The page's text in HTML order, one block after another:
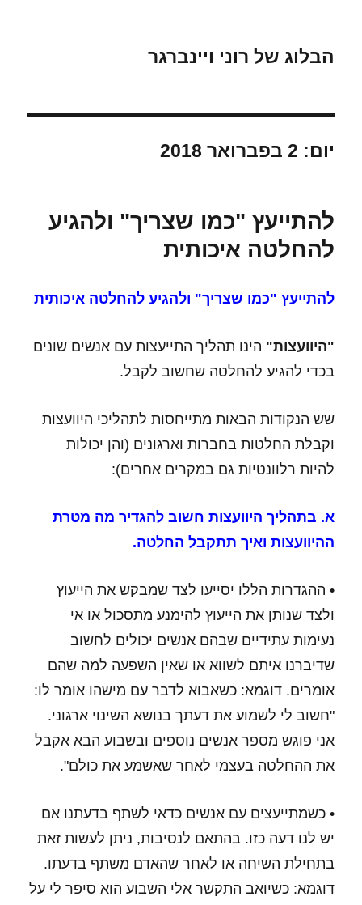
הבלוג של רוני ויינברגר
יום: 2 בפברואר 2018
להתייעץ "כמו שצריך" ולהגיע
להחלטה איכותית
להתייעץ "כמו שצריך" ולהגיע להחלטה איכותית
"היוועצות" הינו תהליך התייעצות עם אנשים שונים
בכדי להגיע להחלטה שחשוב לקבל.
שש הנקודות הבאות מתייחסות לתהליכי היוועצות
וקבלת החלטות בחברות וארגונים (והן יכולות
להיות רלוונטיות גם במקרים אחרים):
א. בתהליך היוועצות חשוב להגדיר מה מטרת
ההיוועצות ואיך תתקבל החלטה.
• ההגדרות הללו יסייעו לצד שמבקש את הייעוץ
ולצד שנותן את הייעוץ להימנע מתסכול או אי
נעימות עתידיים שבהם אנשים יכולים לחשוב
שדיברנו איתם לשווא או שאין השפעה למה שהם
אומרים. דוגמא: כשאבוא לדבר עם מישהו אומר לו:
"חשוב לי לשמוע את דעתך בנושא השינוי ארגוני.
אני פוגש מספר אנשים נוספים ובשבוע הבא אקבל
את ההחלטה בעצמי לאחר שאשמע את כולם".
• כשמתייעצים עם אנשים כדאי לשתף בדעתנו אם
יש לנו דעה כזו. בהתאם לנסיבות, ניתן לעשות זאת
בתחילת השיחה או לאחר שהאדם משתף בדעתו.
דוגמא: כשיואב התקשר אלי השבוע הוא סיפר לי על